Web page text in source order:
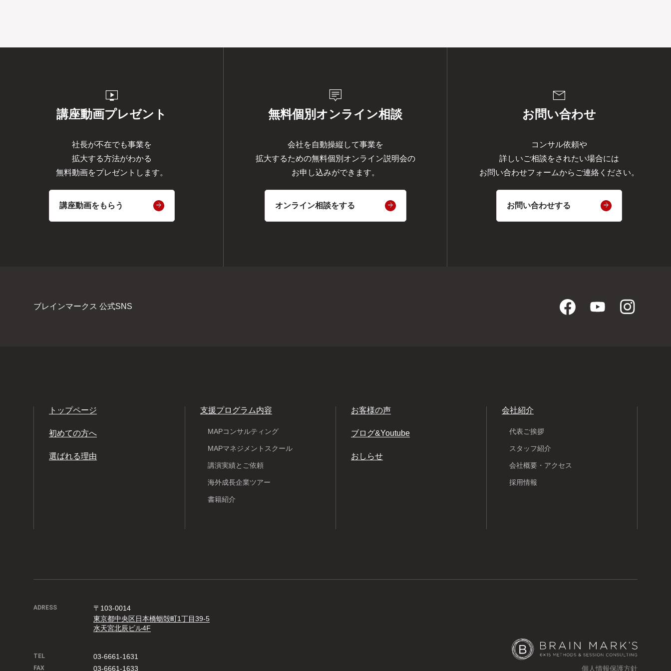
live_tv
講座動画プレゼント
社長が不在でも事業を
拡大する方法がわかる
無料動画をプレゼントします。
講座動画をもらう
tooltip_2
無料個別オンライン相談
会社を自動操縦して事業を
拡大するための無料個別オンライン説明会の
お申し込みができます。
オンライン相談をする
mail
お問い合わせ
コンサル依頼や
詳しいご相談をされたい場合には
お問い合わせフォームからご連絡ください。
お問い合わせする
ブレインマークス 公式SNS
トップページ
初めての方へ
選ばれる理由
支援プログラム内容
MAPコンサルティング
MAPマネジメントスクール
講演実績とご依頼
海外成長企業ツアー
書籍紹介
お客様の声
ブログ&Youtube
おしらせ
会社紹介
代表ご挨拶
スタッフ紹介
会社概要・アクセス
採用情報
ADRESS
〒103-0014
東京都中央区日本橋蛎殻町1丁目39-5
水天宮北辰ビル4F
TEL 03-6661-1631
FAX 03-6661-1633 個人情報保護方針